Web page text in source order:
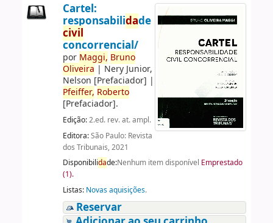
Cartel:
responsabilidade
civil
concorrencial/
por Maggi, Bruno
Oliveira | Nery Junior,
Nelson [Prefaciador] |
Pfeiffer, Roberto
[Prefaciador].
Edição:2.ed. rev. at. ampl.
Editora:São Paulo: Revista
dos Tribunais, 2021
Disponibilidade:Nenhum item disponível Emprestado
(1).
Listas: Novas aquisições.
Reservar